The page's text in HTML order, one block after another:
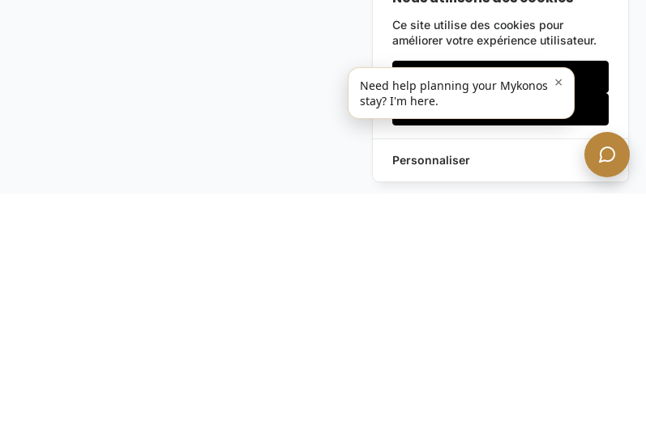
Ce site utilise des cookies pour
améliorer votre expérience utilisateur.
Personnaliser
Need help planning your Mykonos
stay? I'm here.
×